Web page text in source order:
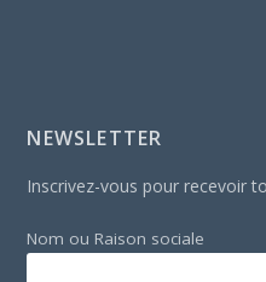
NEWSLETTER
Inscrivez-vous pour recevoir
Nom ou Raison sociale